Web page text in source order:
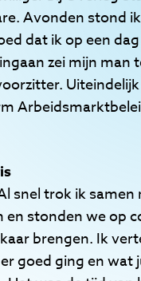
Avonden stond
dat ik op een
zei mijn
snel trok ik
stonden we op
brengen. Ik
goed ging en